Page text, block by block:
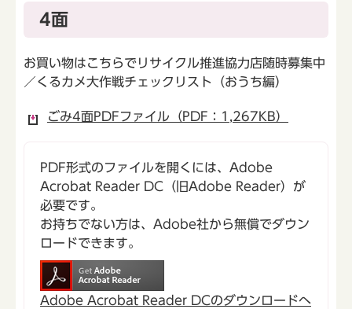
4面
お買い物はこちらでリサイクル推進協力店随時募集中
／くるカメ大作戦チェックリスト（おうち編）
ごみ4面PDFファイル（PDF：1,267KB）
PDF形式のファイルを開くには、Adobe
Acrobat Reader DC（旧Adobe Reader）が
必要です。
お持ちでない方は、Adobe社から無償でダウン
ロードできます。
Adobe Acrobat Reader DCのダウンロードへ